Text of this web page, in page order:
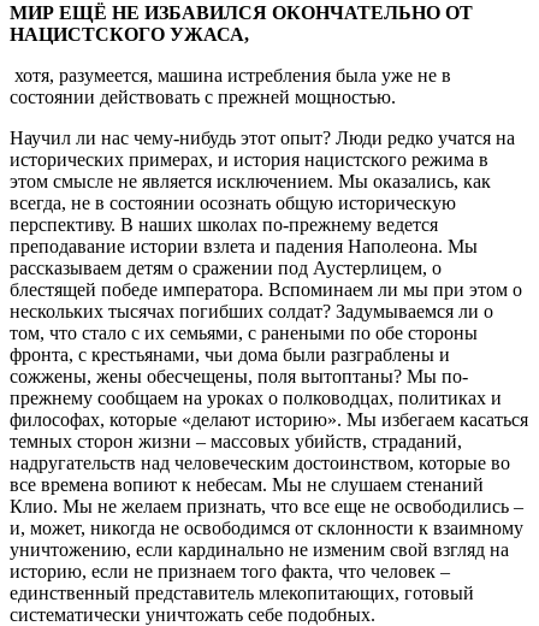
МИР ЕЩЁ НЕ ИЗБАВИЛСЯ ОКОНЧАТЕЛЬНО ОТ
НАЦИСТСКОГО УЖАСА,
хотя, разумеется, машина истребления была уже не в
состоянии действовать с прежней мощностью.
Научил ли нас чему-нибудь этот опыт? Люди редко учатся на
исторических примерах, и история нацистского режима в
этом смысле не является исключением. Мы оказались, как
всегда, не в состоянии осознать общую историческую
перспективу. В наших школах по-прежнему ведется
преподавание истории взлета и падения Наполеона. Мы
рассказываем детям о сражении под Аустерлицем, о
блестящей победе императора. Вспоминаем ли мы при этом о
нескольких тысячах погибших солдат? Задумываемся ли о
том, что стало с их семьями, с ранеными по обе стороны
фронта, с крестьянами, чьи дома были разграблены и
сожжены, жены обесчещены, поля вытоптаны? Мы по-
прежнему сообщаем на уроках о полководцах, политиках и
философах, которые «делают историю». Мы избегаем касаться
темных сторон жизни – массовых убийств, страданий,
надругательств над человеческим достоинством, которые во
все времена вопиют к небесам. Мы не слушаем стенаний
Клио. Мы не желаем признать, что все еще не освободились –
и, может, никогда не освободимся от склонности к взаимному
уничтожению, если кардинально не изменим свой взгляд на
историю, если не признаем того факта, что человек –
единственный представитель млекопитающих, готовый
систематически уничтожать себе подобных.